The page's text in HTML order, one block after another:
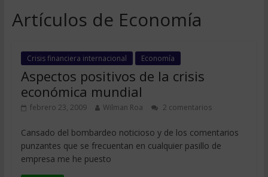
Artículos de Economía
Crisis financiera internacional Economía
Aspectos positivos de la crisis
económica mundial
febrero 23, 2009 Wilman Roa 2 comentarios
Cansado del bombardeo noticioso y de los comentarios
punzantes que se frecuentan en cualquier pasillo de
empresa me he puesto